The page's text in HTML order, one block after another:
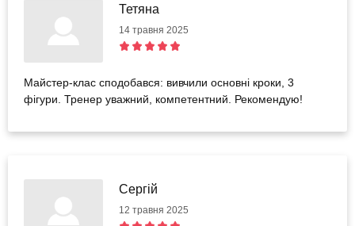
Тетяна
14 травня 2025
Майстер-клас сподобався: вивчили основні кроки, 3
фігури. Тренер уважний, компетентний. Рекомендую!
Сергій
12 травня 2025